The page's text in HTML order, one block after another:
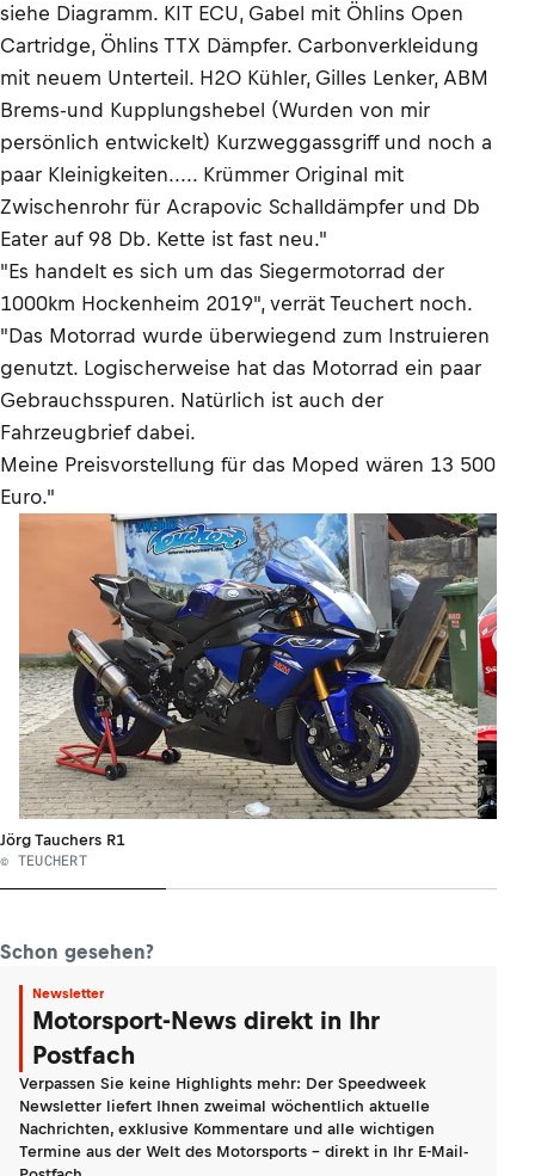
siehe Diagramm. KIT ECU, Gabel mit Öhlins Open
Cartridge, Öhlins TTX Dämpfer. Carbonverkleidung
mit neuem Unterteil. H2O Kühler, Gilles Lenker, ABM
Brems-und Kupplungshebel (Wurden von mir
persönlich entwickelt) Kurzweggassgriff und noch a
paar Kleinigkeiten..... Krümmer Original mit
Zwischenrohr für Acrapovic Schalldämpfer und Db
Eater auf 98 Db. Kette ist fast neu."
"Es handelt es sich um das Siegermotorrad der
1000km Hockenheim 2019", verrät Teuchert noch.
"Das Motorrad wurde überwiegend zum Instruieren
genutzt. Logischerweise hat das Motorrad ein paar
Gebrauchsspuren. Natürlich ist auch der
Fahrzeugbrief dabei.
Meine Preisvorstellung für das Moped wären 13 500
Euro."
Jörg Tauchers R1
© TEUCHERT
Schon gesehen?
Newsletter
Motorsport-News direkt in Ihr
Postfach
Verpassen Sie keine Highlights mehr: Der Speedweek
Newsletter liefert Ihnen zweimal wöchentlich aktuelle
Nachrichten, exklusive Kommentare und alle wichtigen
Termine aus der Welt des Motorsports - direkt in Ihr E-Mail-